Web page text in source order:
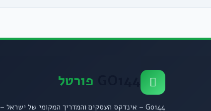
פורטל
Go144 – אינדקס העסקים והמדריך המקומי של ישראל –